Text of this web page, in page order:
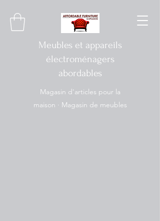
Meubles et appareils
électroménagers
abordables
Magasin d'articles pour la
maison · Magasin de meubles